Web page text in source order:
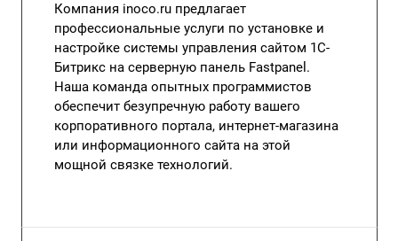
Компания inoco.ru предлагает
профессиональные услуги по установке и
настройке системы управления сайтом 1С-
Битрикс на серверную панель Fastpanel.
Наша команда опытных программистов
обеспечит безупречную работу вашего
корпоративного портала, интернет-магазина
или информационного сайта на этой
мощной связке технологий.